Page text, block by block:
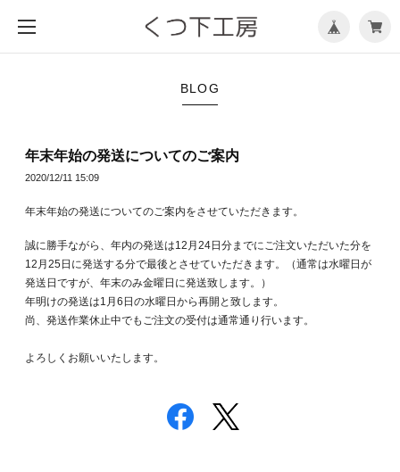
ニ
ュ
を
BLOG
年末年始の発送についてのご案内
2020/12/11 15:09
年末年始の発送についてのご案内をさせていただきます。
誠に勝手ながら、年内の発送は12月24日分までにご注文いただいた分を
12月25日に発送する分で最後とさせていただきます。（通常は水曜日が
発送日ですが、年末のみ金曜日に発送致します。）
年明けの発送は1月6日の水曜日から再開と致します。
尚、発送作業休止中でもご注文の受付は通常通り行います。
よろしくお願いいたします。